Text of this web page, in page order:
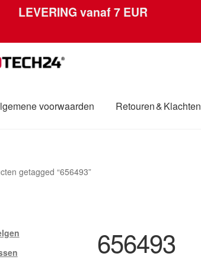
LEVERING vanaf 7 EUR
voorwaarden Retouren & Klachten
ons Privacybeleid
getagged “656493”
656493